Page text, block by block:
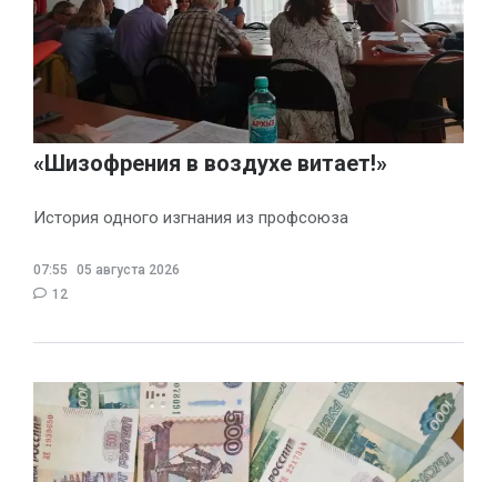
«Шизофрения в воздухе витает!»
История одного изгнания из профсоюза
07:55
05 августа 2026
12